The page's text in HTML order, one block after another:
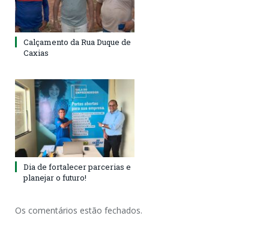
Calçamento da Rua Duque de
Caxias
Dia de fortalecer parcerias e
planejar o futuro!
Os comentários estão fechados.